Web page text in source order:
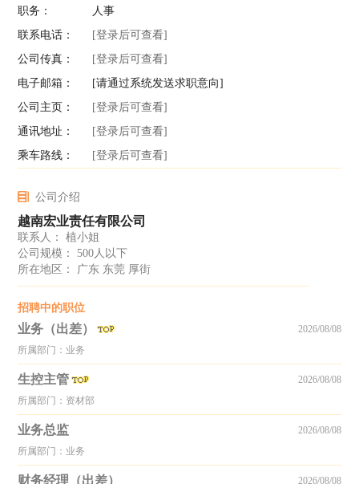
职务：
人事
联系电话：
[登录后可查看]
公司传真：
[登录后可查看]
电子邮箱：
[请通过系统发送求职意向]
公司主页：
[登录后可查看]
通讯地址：
[登录后可查看]
乘车路线：
[登录后可查看]
公司介绍
越南宏业责任有限公司
联系人： 植小姐
公司规模： 500人以下
所在地区： 广东 东莞 厚街
招聘中的职位
业务（出差）
所属部门：业务
2026/08/08
生控主管
所属部门：资材部
2026/08/08
业务总监
所属部门：业务
2026/08/08
财务经理（出差） 2026/08/08